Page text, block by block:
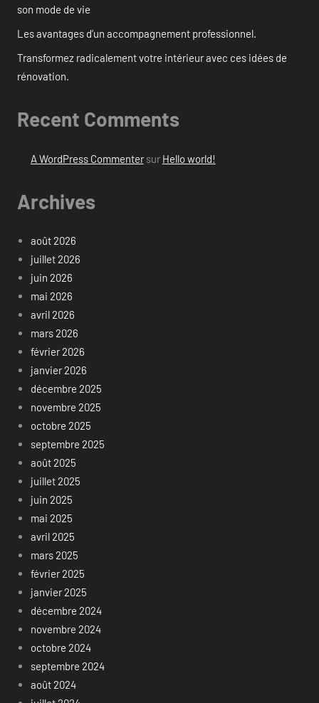
son mode de vie
Les avantages d’un accompagnement professionnel.
Transformez radicalement votre intérieur avec ces idées de
rénovation.
Recent Comments
A WordPress Commentersur Hello world!
Archives
août 2026
juillet 2026
juin 2026
mai 2026
avril 2026
mars 2026
février 2026
janvier 2026
décembre 2025
novembre 2025
octobre 2025
septembre 2025
août 2025
juillet 2025
juin 2025
mai 2025
avril 2025
mars 2025
février 2025
janvier 2025
décembre 2024
novembre 2024
octobre 2024
septembre 2024
août 2024